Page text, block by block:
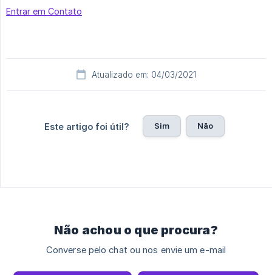
Entrar em Contato
Atualizado em: 04/03/2021
Este artigo foi útil? Sim Não
Não achou o que procura?
Converse pelo chat ou nos envie um e-mail